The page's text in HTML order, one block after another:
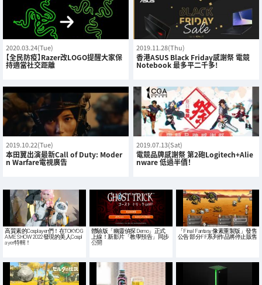
2020.03.24(Tue)
【全民防疫】Razer改LOGO提醒大家保
持適當社交距離
2019.11.28(Thu)
香港ASUS Black Friday感謝祭 電競
Notebook 最多平二千多!
2019.10.22(Tue)
本田翼出演最新Call of Duty: Moder
n Warfare電視廣告
2019.07.13(Sat)
電競品牌感謝祭 第2砲Logitech+Alie
nware 低過半價！
高質素的Cosplayer們！在TOKYO G
AME SHOW 2022發現的美人Cospl
ayer特輯！
體驗版「幽靈偵探 Demo」正式
上線！新影片「教學預告」同步
公開
「Final Fantasy 像素重製版」發售
公告 部分FF系列作品將停止販售